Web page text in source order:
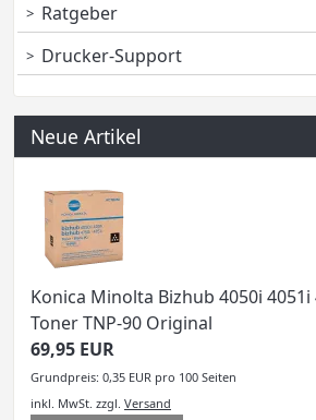
Ratgeber
Drucker-Support
Neue Artikel
Konica Minolta Bizhub 4050i 4051i
Toner TNP-90 Original
69,95 EUR
Grundpreis: 0,35 EUR pro 100 Seiten
inkl. MwSt. zzgl. Versand